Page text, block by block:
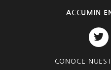
e
t
e
r
ACCUMIN
T
w
t
CONOCE